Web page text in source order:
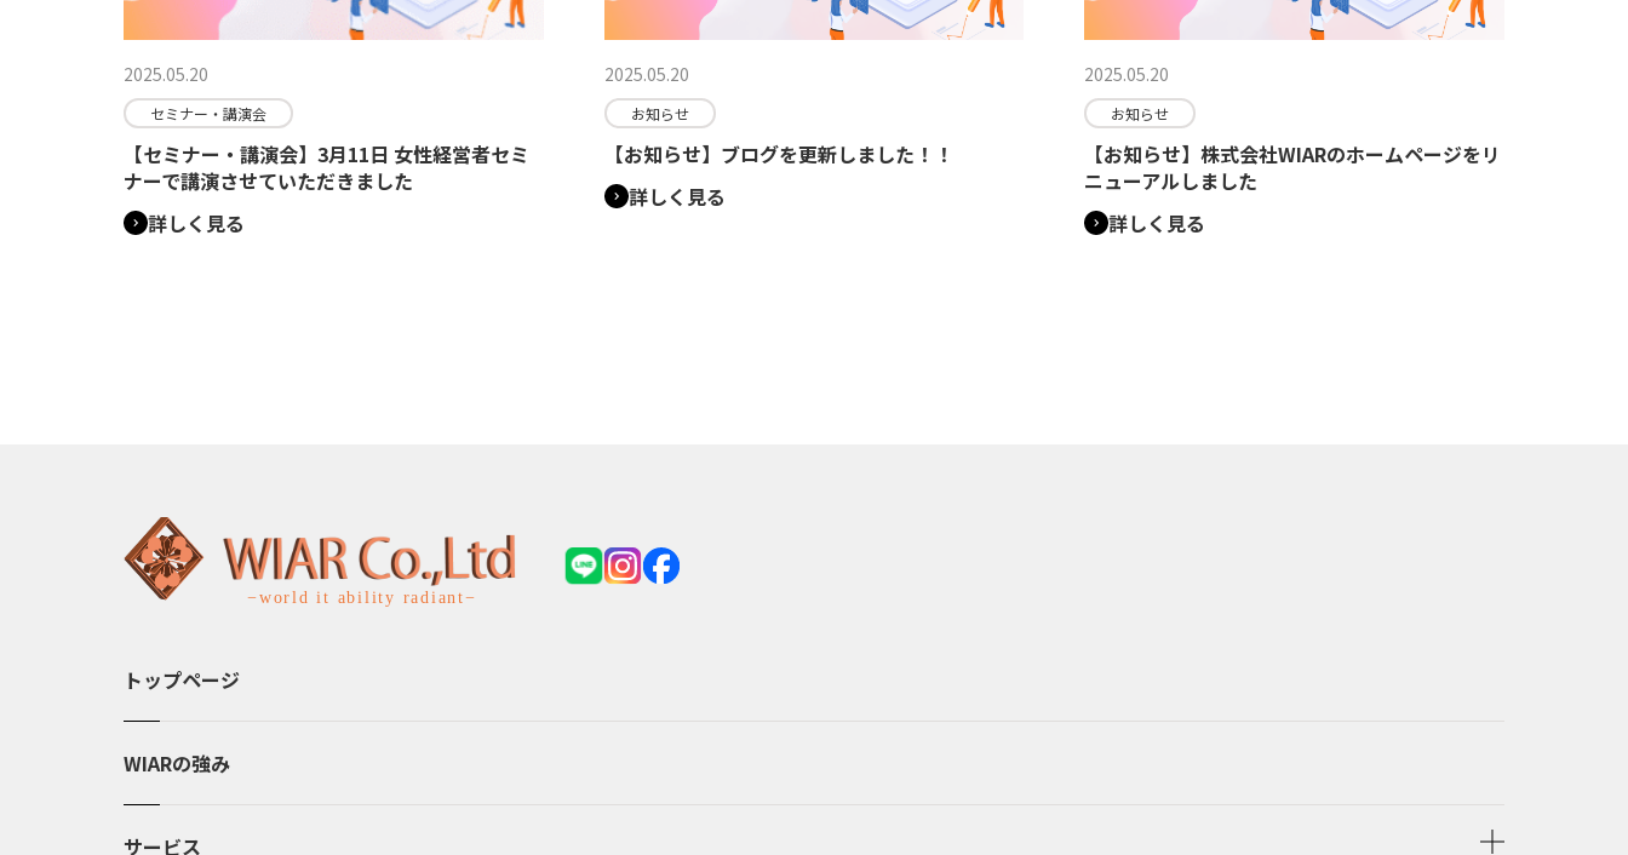
2025.05.20
セミナー・講演会
【セミナー・講演会】3月11日 女性経営者セミ
ナーで講演させていただきました
詳しく見る
2025.05.20
お知らせ
【お知らせ】ブログを更新しました！！
詳しく見る
2025.05.20
お知らせ
【お知らせ】株式会社WIARのホームページをリ
ニューアルしました
詳しく見る
トップページ
WIARの強み
サービス